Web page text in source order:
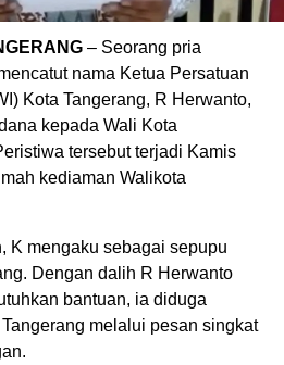
– Seorang pria
nama Ketua Persatuan
Kota Tangerang, R Herwanto,
kepada Wali Kota
tersebut terjadi Kamis
kediaman Walikota
K mengaku sebagai sepupu
Dengan dalih R Herwanto
bantuan, ia diduga
melalui pesan singkat